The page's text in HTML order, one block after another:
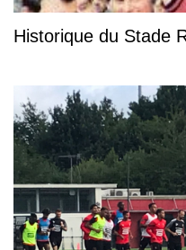
Historique du Stade